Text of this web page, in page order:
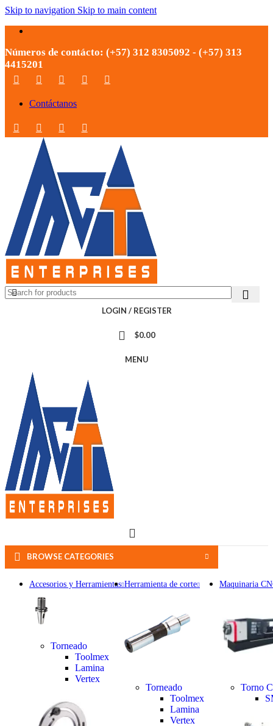
Skip to navigation Skip to main content
Números de contácto: (+57) 312 8305092 - (+57) 313
4415201
Contáctanos
LOGIN / REGISTER
$0.00
MENU
BROWSE CATEGORIES
Accesorios y Herramientas
Torneado
Toolmex
Lamina
Vertex
Herramienta de corte
Torneado
Toolmex
Lamina
Vertex
Maquinaria
Torno